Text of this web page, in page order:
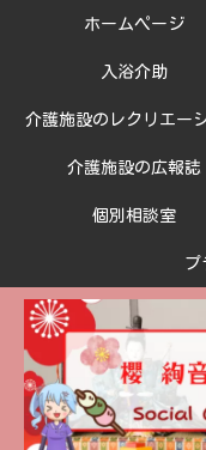
ホームページ
入浴介助
介護施設のレクリエー
介護施設の広報誌
個別相談室
プ